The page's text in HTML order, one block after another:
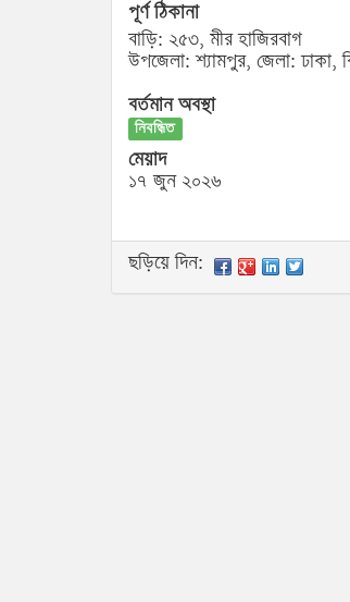
পূর্ণ ঠিকানা
বাড়ি: ২৫৩, মীর হাজিরবাগ
উপজেলা: শ্যামপুর, জেলা: ঢাকা,
বর্তমান অবস্থা
নিবন্ধিত
মেয়াদ
১৭ জুন ২০২৬
ছড়িয়ে দিন: